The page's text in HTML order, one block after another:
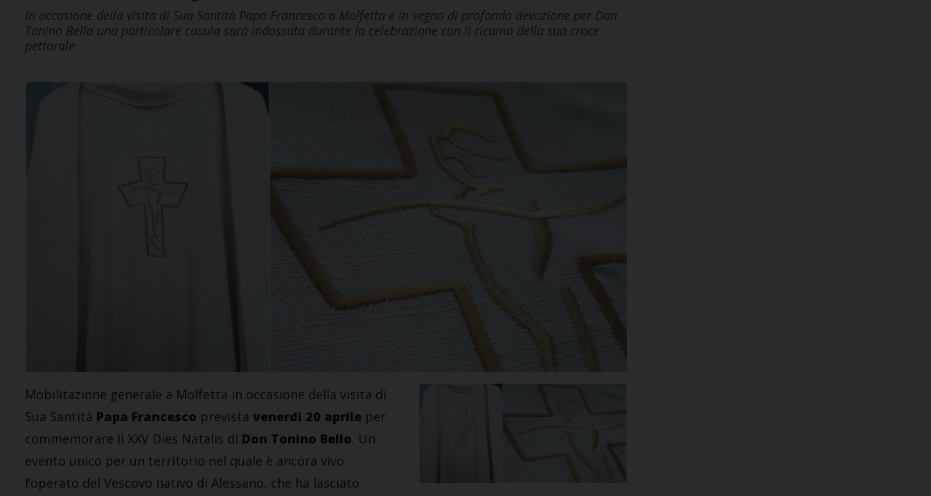
In occasione della visita di Sua Santità Papa Francesco a Molfetta e in segno di profonda devozione per Don
Tonino Bello una particolare casula sarà indossata durante la celebrazione con il ricamo della sua croce
pettorale
Mobilitazione generale a Molfetta in occasione della visita di
Sua Santità Papa Francesco prevista venerdì 20 aprile per
commemorare il XXV Dies Natalis di Don Tonino Bello. Un
evento unico per un territorio nel quale è ancora vivo
l’operato del Vescovo nativo di Alessano, che ha lasciato